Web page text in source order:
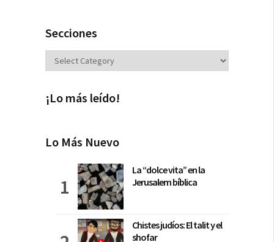
Secciones
Secciones
¡Lo más leído!
Lo Más Nuevo
La “dolce vita” en la
Jerusalem bíblica
Chistes judíos: El talit y el
shofar